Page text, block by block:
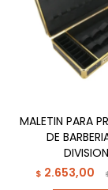
MALETIN PARA
DE
$ 2.653,00